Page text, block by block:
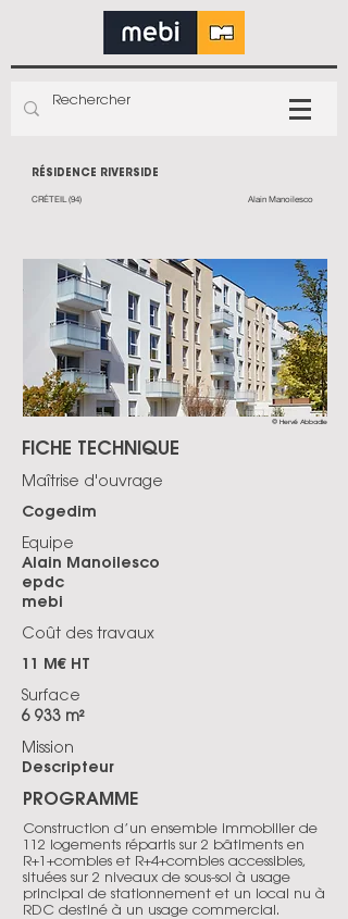
RÉSIDENCE RIVERSIDE
CRÉTEIL (94) Alain Manoilesco
© Hervé Abbadie
FICHE TECHNIQUE
Maîtrise d'ouvrage
Cogedim
Equipe
Alain Manoilesco
epdc
mebi
Coût des travaux
11 M€ HT
Surface
6 933 m²
Mission
Descripteur
PROGRAMME
Construction d’un ensemble immobilier de
112 logements répartis sur 2 bâtiments en
R+1+combles et R+4+combles accessibles,
situées sur 2 niveaux de sous-sol à usage
principal de stationnement et un local nu à
RDC destiné à un usage commercial.